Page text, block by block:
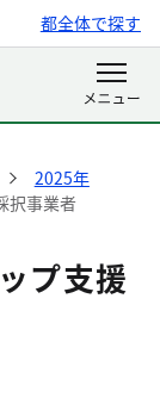
都全体で探す
2025年
択事業者
プ支援